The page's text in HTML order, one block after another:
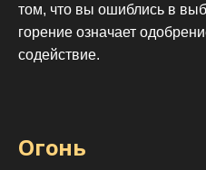
том, что вы ошиблись в
горение означает
содействие.
Огонь